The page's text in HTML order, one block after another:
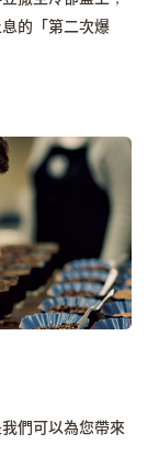
的「第二次爆
們可以為您帶來